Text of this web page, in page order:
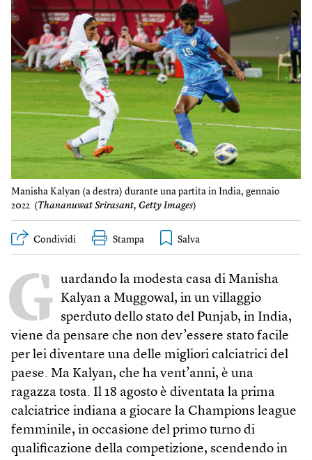
Manisha Kalyan (a destra) durante una partita in India, gennaio
2022 (Thananuwat Srirasant, Getty Images)
Condividi Stampa
G uardando la modesta casa di Manisha
Kalyan a Muggowal, in un villaggio
sperduto dello stato del Punjab, in India,
viene da pensare che non dev’essere stato facile
per lei diventare una delle migliori calciatrici del
paese. Ma Kalyan, che ha vent’anni, è una
ragazza tosta. Il 18 agosto è diventata la prima
calciatrice indiana a giocare la Champions league
femminile, in occasione del primo turno di
qualificazione della competizione, scendendo in